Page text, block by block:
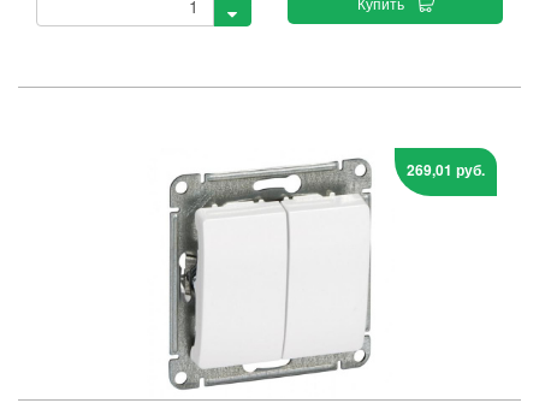
269,01 руб.